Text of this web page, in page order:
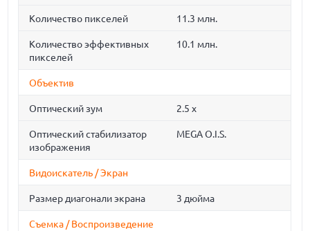
Количество пикселей 11.3 млн.
Количество эффективных
пикселей
10.1 млн.
Объектив
Оптический зум 2.5 x
Оптический стабилизатор
изображения
MEGA O.I.S.
Видоискатель / Экран
Размер диагонали экрана 3 дюйма
Съемка / Воспроизведение